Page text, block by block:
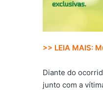
>> LEIA MAIS:
Diante do
junto com a